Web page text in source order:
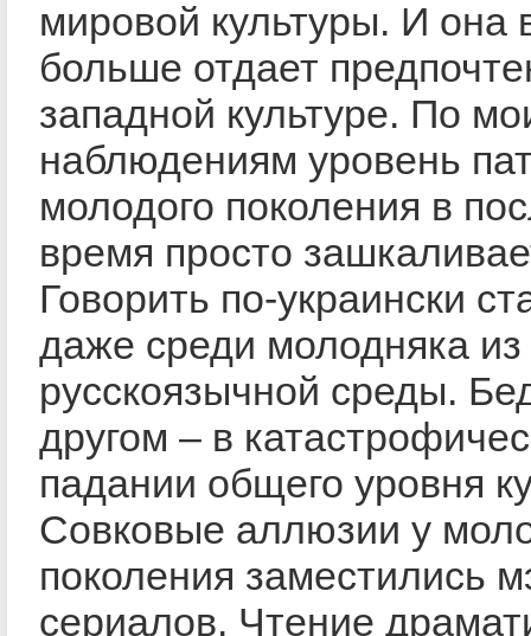
мировой культуры. И она
больше отдает
западной культуре. По
наблюдениям уровень
молодого поколения в
время просто
Говорить по-украински
даже среди молодняка из
русскоязычной среды.
другом – в
падании общего уровня
Совковые аллюзии у
поколения заместились
сериалов. Чтение